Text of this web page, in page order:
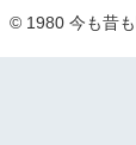
© 1980 今も昔